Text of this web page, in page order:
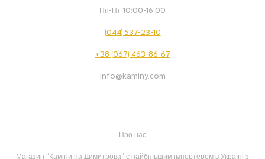
Пн-Пт 10:00-16:00
(044) 537-23-10
+38 (067) 463-86-67
info@kaminy.com
Про нас
Магазин “Каміни на Димитрова” є найбільшим імпортером в Україні з